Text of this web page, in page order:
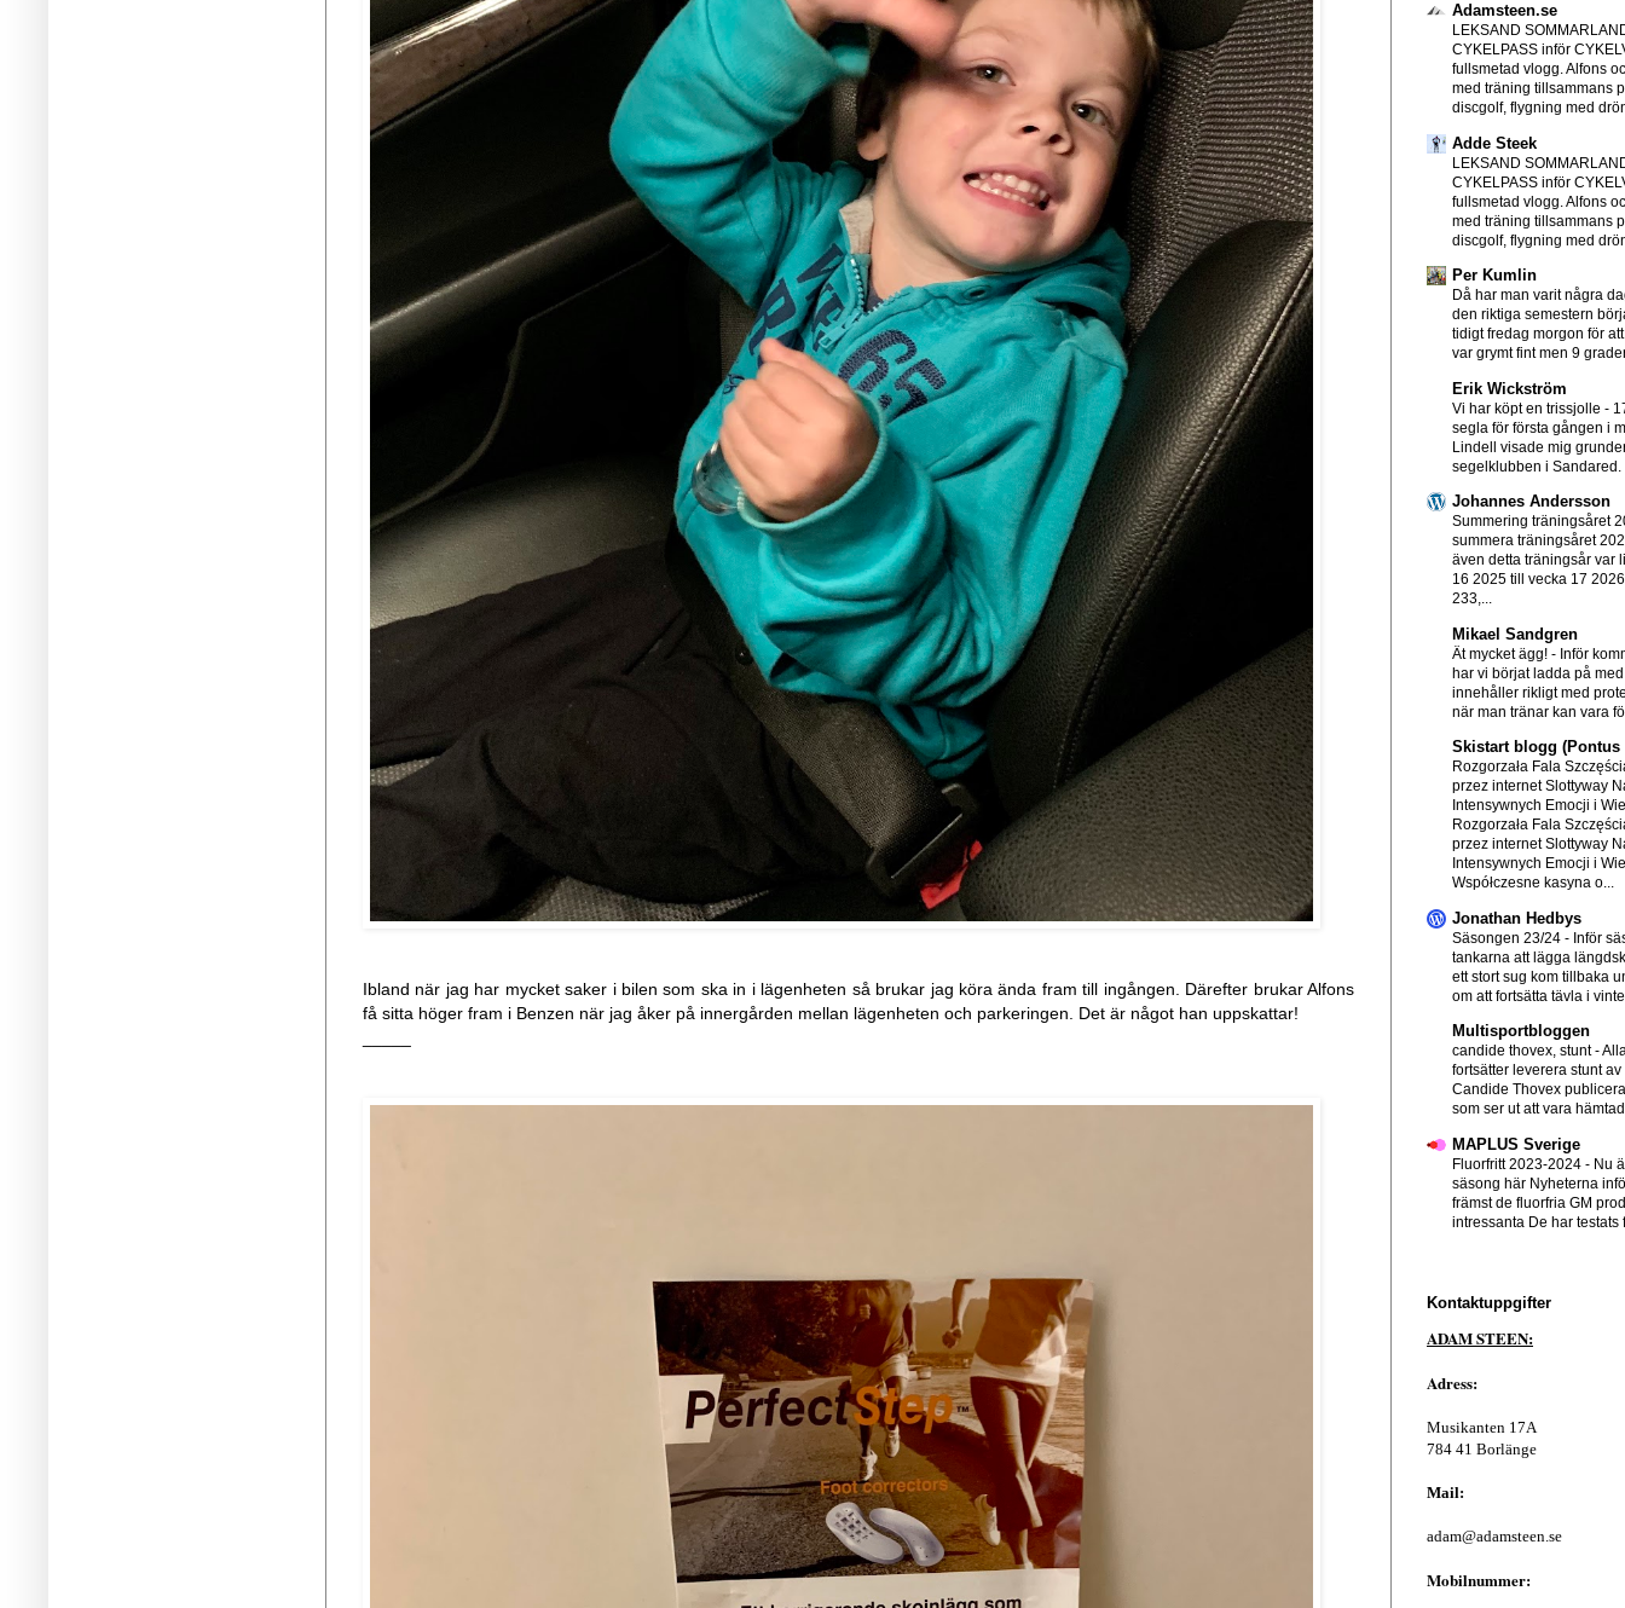
Ibland när jag har mycket saker i bilen som ska in i lägenheten så brukar jag köra ända fram till ingången. Därefter brukar Alfons
få sitta höger fram i Benzen när jag åker på innergården mellan lägenheten och parkeringen. Det är något han uppskattar!
Adamsteen.se
LEKSAND
CYKELPASS inför
fullsmetad vlogg. Alfons
med träning tillsammans
discgolf, flygning med
Adde Steek
LEKSAND
CYKELPASS inför
fullsmetad vlogg. Alfons
med träning tillsammans
discgolf, flygning med
Per Kumlin
Då har man varit några
den riktiga semestern
tidigt fredag morgon för
var grymt fint men 9
Erik Wickström
Vi har köpt en trissjolle -
segla för första gången i
Lindell visade mig
segelklubben i Sandared.
Johannes Andersson
Summering träningsåret
summera träningsåret
även detta träningsår var
16 2025 till vecka 17
233,...
Mikael Sandgren
Ät mycket ägg! - Inför
har vi börjat ladda på
innehåller rikligt med
när man tränar kan vara
Skistart blogg (Pontus
Rozgorzała Fala
przez internet Slottyway
Intensywnych Emocji i
Rozgorzała Fala
przez internet Slottyway
Intensywnych Emocji i
Współczesne kasyna o...
Jonathan Hedbys
Säsongen 23/24 - Inför
tankarna att lägga
ett stort sug kom tillbaka
om att fortsätta tävla i
Multisportbloggen
candide thovex, stunt-
fortsätter leverera stunt
Candide Thovex
som ser ut att vara
MAPLUS Sverige
Fluorfritt 2023-2024 - Nu
säsong här Nyheterna
främst de fluorfria GM
intressanta De har testats
Kontaktuppgifter
ADAM STEEN:
Adress:
Musikanten 17A
784 41 Borlänge
Mail:
adam@adamsteen.se
Mobilnummer: